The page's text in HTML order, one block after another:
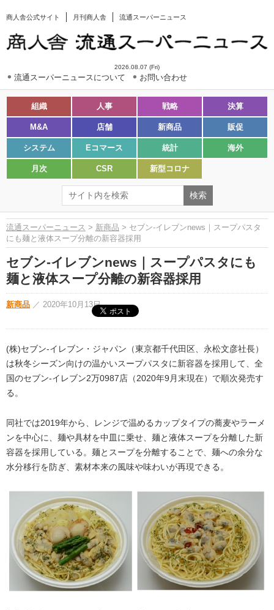
商人舎公式サイト 月刊商人舎 流通スーパーニュース
2026.08.07 (Fri)
流通スーパーニュースについて お問い合わせ
組織 人事 戦略 決算
M&A 店舗 新商品 販促
システム Eコマース 統計 海外
月次 CSR 新型コロナ
流通スーパーニュース > 新商品 > セブン-イレブンnews｜スープパスタ
にも麺と液体スープ分離の新容器採用
セブン-イレブンnews｜スープパスタにも
麺と液体スープ分離の新容器採用
新商品 ／ 2020年10月13日
(株)セブン‐イレブン・ジャパン（東京都千代田区、永松文彦社長）
は秋冬シーズン向けの温かいスープパスタに新容器を採用して、全
国のセブン‐イレブン2万0987店（2020年9月末現在）で順次発売す
る。
同社では2019年から、レンジで温めるカップタイプの蕎麦やラーメ
ンを中心に、麺や具材を中皿に乗せ、麺と液体スープを分離した新
容器を採用している。麺とスープを分離することで、麺への余分な
水分移行を防ぎ、素材本来の風味や味わいが再現できる。